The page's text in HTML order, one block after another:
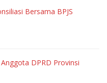
Bersama BPJS
DPRD Provinsi